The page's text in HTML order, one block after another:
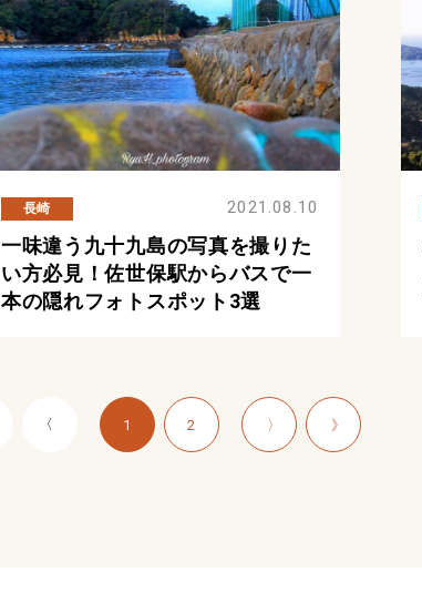
長崎 2021.08.10
一味違う九十九島の写真を撮りた
い方必見！佐世保駅からバスで一
本の隠れフォトスポット3選
〈 1 2 〉 》